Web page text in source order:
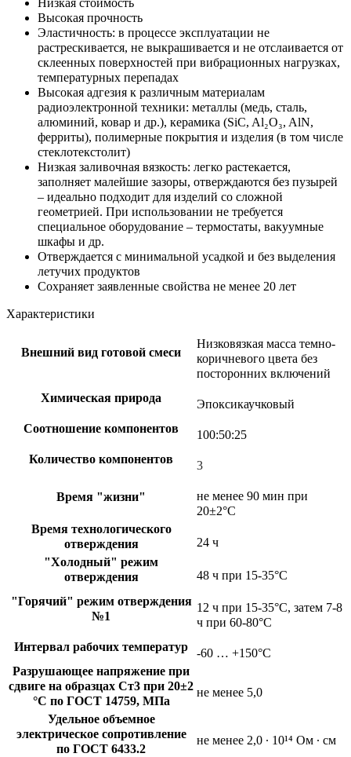
Низкая стоимость
Высокая прочность
Эластичность: в процессе эксплуатации не
растрескивается, не выкрашивается и не отслаивается от
склеенных поверхностей при вибрационных нагрузках,
температурных перепадах
Высокая адгезия к различным материалам
радиоэлектронной техники: металлы (медь, сталь,
алюминий, ковар и др.), керамика (SiC, Al₂O₃, AlN,
ферриты), полимерные покрытия и изделия (в том числе
стеклотекстолит)
Низкая заливочная вязкость: легко растекается,
заполняет малейшие зазоры, отверждаются без пузырей
– идеально подходит для изделий со сложной
геометрией. При использовании не требуется
специальное оборудование – термостаты, вакуумные
шкафы и др.
Отверждается с минимальной усадкой и без выделения
летучих продуктов
Сохраняет заявленные свойства не менее 20 лет
Характеристики
Внешний вид готовой смеси
Низковязкая масса темно-
коричневого цвета без
посторонних включений
Химическая природа
Эпоксикаучковый
Соотношение компонентов
100:50:25
Количество компонентов
3
Время "жизни"
не менее 90 мин при
20±2°C
Время технологического
отверждения
24 ч
"Холодный" режим
отверждения
48 ч при 15-35°C
"Горячий" режим отверждения
№1
12 ч при 15-35°С, затем 7-8
ч при 60-80°С
Интервал рабочих температур
-60 … +150°C
Разрушающее напряжение при
сдвиге на образцах Ст3 при 20±2
°C по ГОСТ 14759, МПа
не менее 5,0
Удельное объемное
электрическое сопротивление
по ГОСТ 6433.2
не менее 2,0 ∙ 10¹⁴ Ом ∙ см